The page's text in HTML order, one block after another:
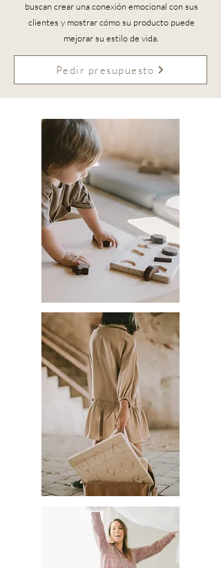
buscan crear una conexión emocional con sus
clientes y mostrar cómo su producto puede
mejorar su estilo de vida.
Pedir presupuesto